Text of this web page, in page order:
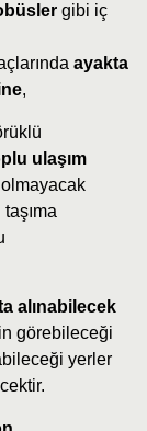
gibi iç
ayakta
,
ulaşım
olmayacak
alınabilecek
görebileceği
yerler